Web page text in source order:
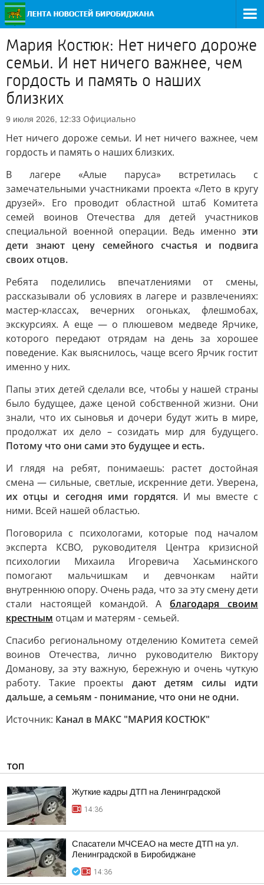
Мария Костюк: Нет ничего дороже
семьи. И нет ничего важнее, чем
гордость и память о наших
близких
9 июля 2026, 12:33 Официально
Нет ничего дороже семьи. И нет ничего важнее, чем
гордость и память о наших близких.
В лагере «Алые паруса» встретилась с
замечательными участниками проекта «Лето в кругу
друзей». Его проводит областной штаб Комитета
семей воинов Отечества для детей участников
специальной военной операции. Ведь именно эти
дети знают цену семейного счастья и подвига
своих отцов.
Ребята поделились впечатлениями от смены,
рассказывали об условиях в лагере и развлечениях:
мастер-классах, вечерних огоньках, флешмобах,
экскурсиях. А еще — о плюшевом медведе Ярчике,
которого передают отрядам на день за хорошее
поведение. Как выяснилось, чаще всего Ярчик гостит
именно у них.
Папы этих детей сделали все, чтобы у нашей страны
было будущее, даже ценой собственной жизни. Они
знали, что их сыновья и дочери будут жить в мире,
продолжат их дело – созидать мир для будущего.
Потому что они сами это будущее и есть.
И глядя на ребят, понимаешь: растет достойная
смена — сильные, светлые, искренние дети. Уверена,
их отцы и сегодня ими гордятся. И мы вместе с
ними. Всей нашей областью.
Поговорила с психологами, которые под началом
эксперта КСВО, руководителя Центра кризисной
психологии Михаила Игоревича Хасьминского
помогают мальчишкам и девчонкам найти
внутреннюю опору. Очень рада, что за эту смену дети
стали настоящей командой. Аблагодаря своим
крестным отцам и матерям - семьей.
Спасибо региональному отделению Комитета семей
воинов Отечества, лично руководителю Виктору
Доманову, за эту важную, бережную и очень чуткую
работу. Такие проекты дают детям силы идти
дальше, а семьям - понимание, что они не одни.
Источник: Канал в МАКС "МАРИЯ КОСТЮК"
ТОП
Жуткие кадры ДТП на Ленинградской
14:36
Спасатели МЧСЕАО на месте ДТП на ул.
Ленинградской в Биробиджане
14:36